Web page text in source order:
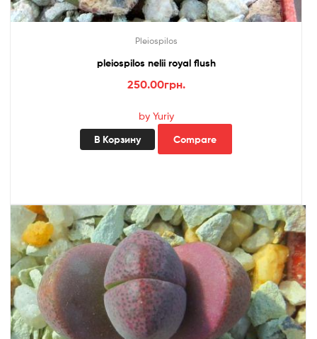
Pleiospilos
pleiospilos nelii royal flush
250.00грн.
by Yuriy
В Корзину Compare